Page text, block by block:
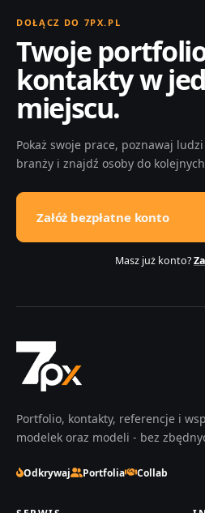
DOŁĄCZ DO 7PX.PL
Twoje
kontakty w
miejscu.
Pokaż swoje prace, poznawaj ludzi
branży i znajdź osoby do
Załóż bezpłatne konto
Masz już konto?
Portfolio, kontakty, referencje i
modelek oraz modeli - bez
Odkrywaj Portfolia Collab